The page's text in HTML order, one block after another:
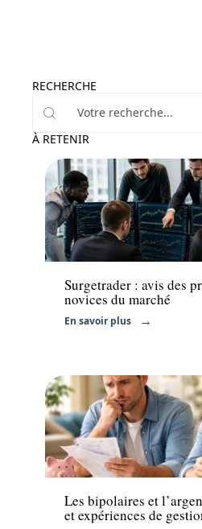
RECHERCHE
À RETENIR
Bourse
Surgetrader : avis des
novices du marché
En savoir plus
Finance
Les bipolaires et
et expériences de